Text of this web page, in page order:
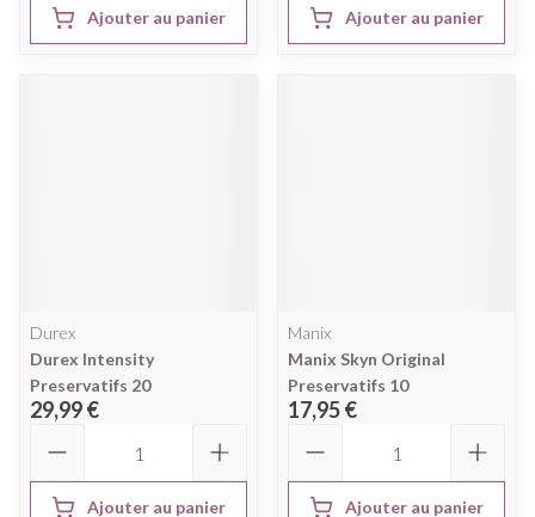
Ajouter au panier Ajouter au panier
Durex
Durex Intensity
Preservatifs 20
29,99 €
Ajouter au panier
Manix
Manix Skyn Original
Preservatifs 10
17,95 €
Ajouter au panier